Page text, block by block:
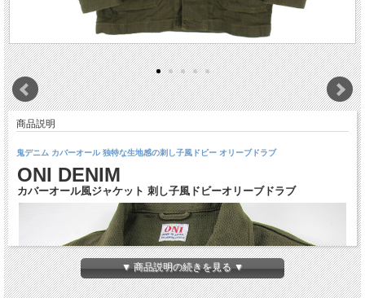
商品説明
鬼デニム カバーオール 独特な生地感の刺し子風ドビー オリーブドラブ
ONI DENIM
カバーオール風ジャケット 刺し子風ドビーオリーブドラブ
▼ 商品説明の続きを見る ▼